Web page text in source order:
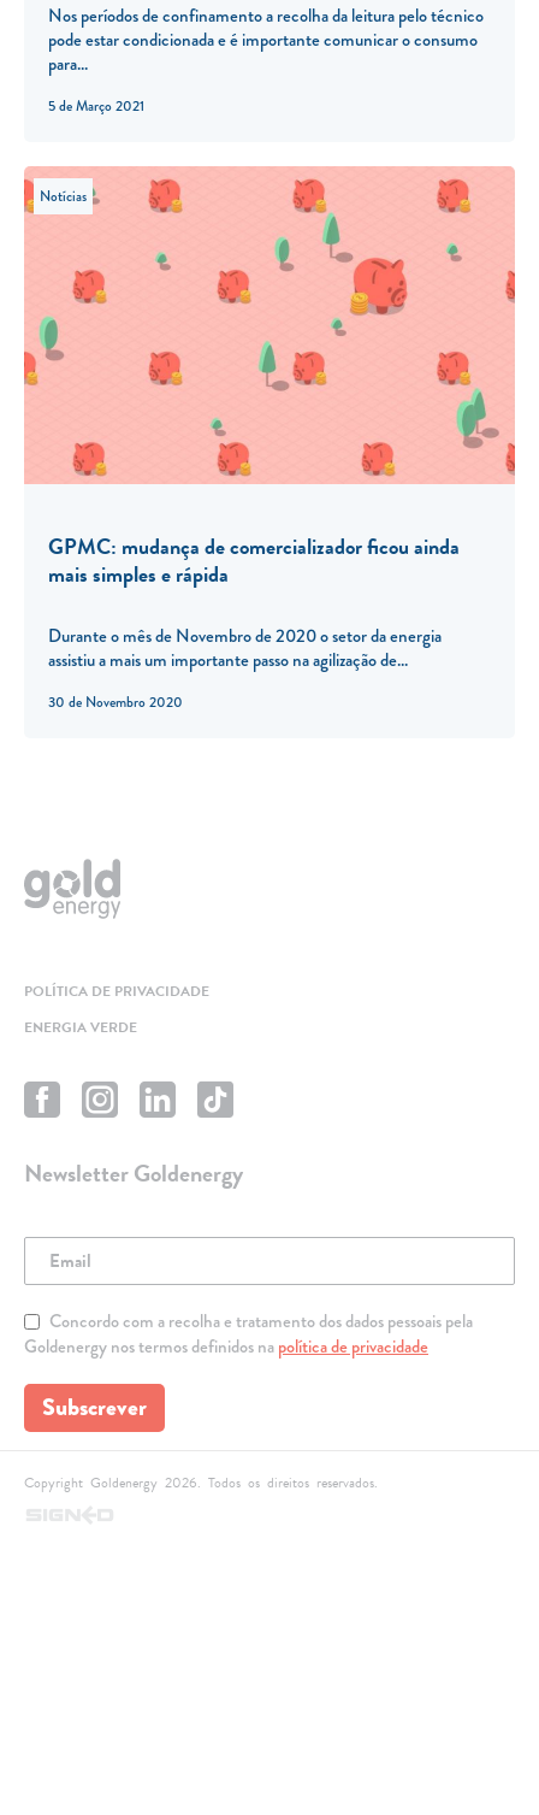
5 de Março 2021
Nos períodos de confinamento a recolha da leitura pelo técnico
pode estar condicionada e é importante comunicar o consumo
para...
30 de Novembro 2020
Notícias
GPMC: mudança de comercializador ficou ainda
mais simples e rápida
Durante o mês de Novembro de 2020 o setor da energia
assistiu a mais um importante passo na agilização de...
POLÍTICA DE PRIVACIDADE
ENERGIA VERDE
Newsletter Goldenergy
Concordo com a recolha e tratamento dos dados pessoais pela
Goldenergy nos termos definidos napolítica de privacidade
Subscrever
Copyright Goldenergy 2026. Todos os direitos reservados.